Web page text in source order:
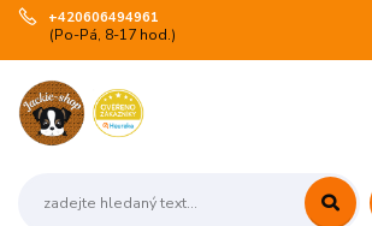
+420606494961
(Po-Pá, 8-17 hod.)